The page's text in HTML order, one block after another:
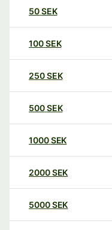
50SEK
100SEK
250SEK
500SEK
1000SEK
2000SEK
5000SEK